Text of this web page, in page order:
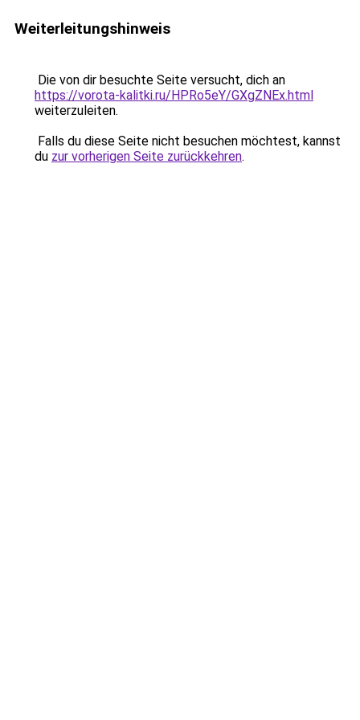
Weiterleitungshinweis
Die von dir besuchte Seite versucht, dich an
https://vorota-kalitki.ru/HPRo5eY/GXgZNEx.html
weiterzuleiten.
Falls du diese Seite nicht besuchen möchtest, kannst
du zur vorherigen Seite zurückkehren.